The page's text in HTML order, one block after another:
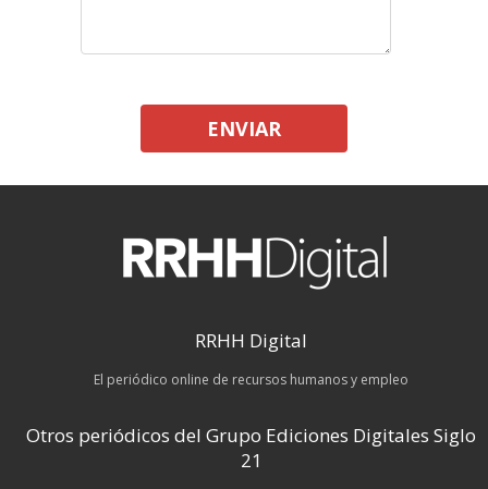
ENVIAR
RRHH Digital
El periódico online de recursos humanos y empleo
Otros periódicos del Grupo Ediciones Digitales Siglo
21